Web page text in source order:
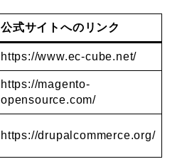
公式サイトへのリンク
https://www.ec-cube.net/
https://magento-
opensource.com/
https://drupalcommerce.org/